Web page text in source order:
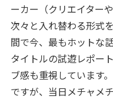
ーカー（クリエイター
次々と入れ替わる形式
間で今、最もホットな
タイトルの試遊レポー
ブ感も重視しています
ですが、当日メチャメ